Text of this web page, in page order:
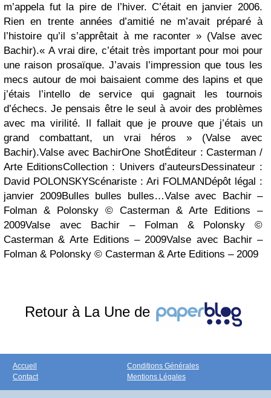
m’appela fut la pire de l’hiver. C’était en janvier 2006.
Rien en trente années d’amitié ne m’avait préparé à
l’histoire qu’il s’apprêtait à me raconter » (Valse avec
Bachir).« A vrai dire, c’était très important pour moi pour
une raison prosaïque. J’avais l’impression que tous les
mecs autour de moi baisaient comme des lapins et que
j’étais l’intello de service qui gagnait les tournois
d’échecs. Je pensais être le seul à avoir des problèmes
avec ma virilité. Il fallait que je prouve que j’étais un
grand combattant, un vrai héros » (Valse avec
Bachir).Valse avec BachirOne ShotÉditeur : Casterman /
Arte EditionsCollection : Univers d’auteursDessinateur :
David POLONSKYScénariste : Ari FOLMANDépôt légal :
janvier 2009Bulles bulles bulles…Valse avec Bachir –
Folman & Polonsky © Casterman & Arte Editions –
2009Valse avec Bachir – Folman & Polonsky ©
Casterman & Arte Editions – 2009Valse avec Bachir –
Folman & Polonsky © Casterman & Arte Editions – 2009
Retour à La Une de
Accueil
Contact
Conditions Générales
Mentions Légales